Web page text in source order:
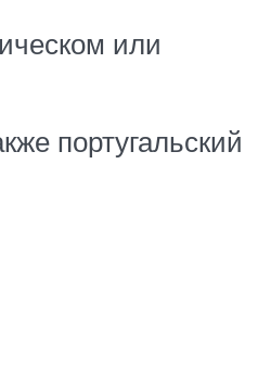
или
португальский